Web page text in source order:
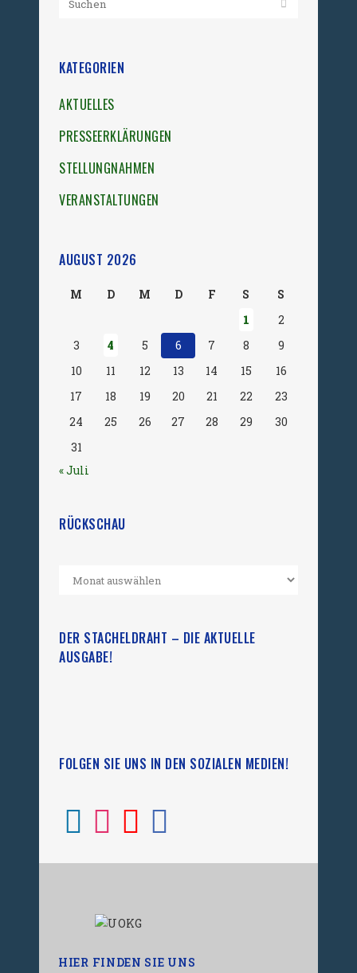
KATEGORIEN
AKTUELLES
PRESSEERKLÄRUNGEN
STELLUNGNAHMEN
VERANSTALTUNGEN
AUGUST 2026
M D M D F S
S
1
2
3
4 5 6 7 8
9
10
11 12 13 14 15
16
17
18 19 20 21 22
23
24
25 26 27 28 29
30
31
« Juli
RÜCKSCHAU
DER STACHELDRAHT – DIE AKTUELLE
AUSGABE!
FOLGEN SIE UNS IN DEN SOZIALEN MEDIEN!
HIER FINDEN SIE UNS